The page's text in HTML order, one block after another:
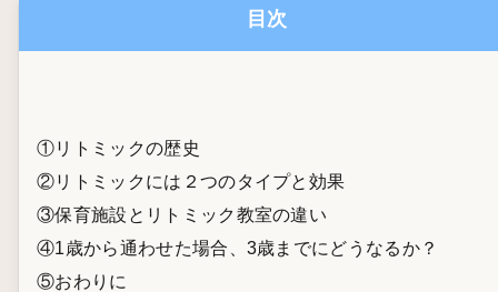
目次
①リトミックの歴史
②リトミックには２つのタイプと効果
③保育施設とリトミック教室の違い
④1歳から通わせた場合、3歳までにどうなるか？
⑤おわりに